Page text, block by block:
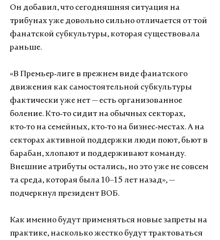
Он добавил, что сегодняшняя ситуация на
трибунах уже довольно сильно отличается от той
фанатской субкультуры, которая существовала
раньше.
«В Премьер‑лиге в прежнем виде фанатского
движения как самостоятельной субкультуры
фактически уже нет — есть организованное
боление. Кто‑то сидит на обычных секторах,
кто‑то на семейных, кто‑то на бизнес‑местах. А на
секторах активной поддержки люди поют, бьют в
барабан, хлопают и поддерживают команду.
Внешние атрибуты остались, но это уже не совсем
та среда, которая была 10–15 лет назад», —
подчеркнул президент ВОБ.
Как именно будут применяться новые запреты на
практике, насколько жестко будут трактоваться